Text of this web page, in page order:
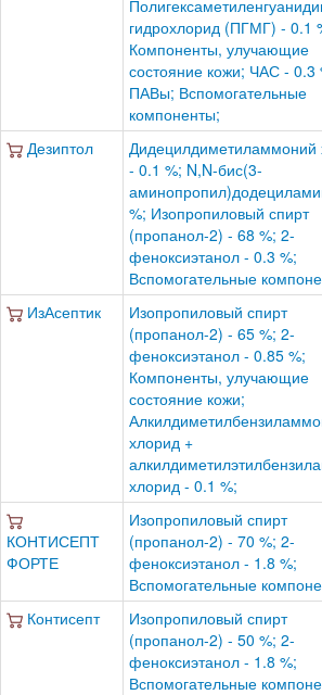
гидрохлорид (ПГМГ) - 0.1
Компоненты, улучающие
состояние кожи; ЧАС - 0.3
ПАВы; Вспомогательные
компоненты;
Дезиптол
Дидецилдиметиламмоний
- 0.1 %; N,N-бис(3-
%; Изопропиловый спирт
(пропанол-2) - 68 %; 2-
феноксиэтанол - 0.3 %;
Вспомогательные
ИзАсептик
Изопропиловый спирт
(пропанол-2) - 65 %; 2-
феноксиэтанол - 0.85 %;
Компоненты, улучающие
состояние кожи;
хлорид +
хлорид - 0.1 %;
КОНТИСЕПТ
ФОРТЕ
Изопропиловый спирт
(пропанол-2) - 70 %; 2-
феноксиэтанол - 1.8 %;
Вспомогательные
Контисепт
Изопропиловый спирт
(пропанол-2) - 50 %; 2-
феноксиэтанол - 1.8 %;
Вспомогательные